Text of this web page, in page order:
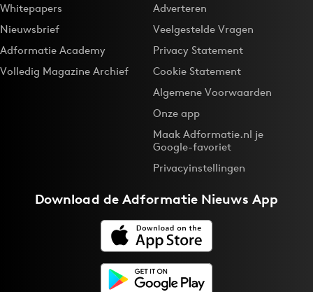
Whitepapers
Nieuwsbrief
Adformatie Academy
Volledig Magazine Archief
Adverteren
Veelgestelde Vragen
Privacy Statement
Cookie Statement
Algemene Voorwaarden
Onze app
Maak Adformatie.nl je
Google-favoriet
Privacyinstellingen
Download deAdformatie Nieuws App